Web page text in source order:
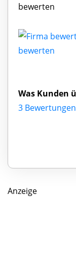
bewerten
bewerten
Was Kunden
3
Anzeige